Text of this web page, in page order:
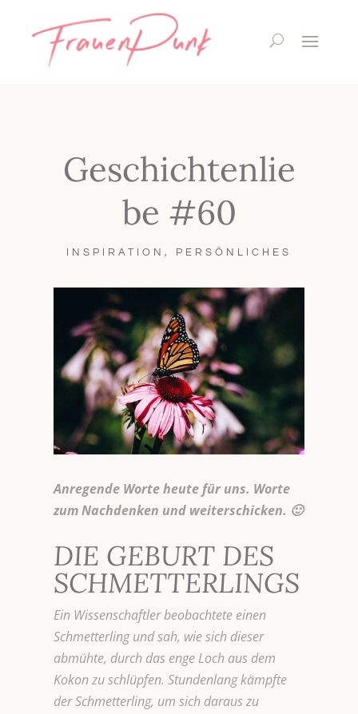
Geschichtenlie
be #60
INSPIRATION , PERSÖNLICHES
Anregende Worte heute für uns. Worte
zum Nachdenken und weiterschicken. 🙂
DIE GEBURT DES
SCHMETTERLINGS
Ein Wissenschaftler beobachtete einen
Schmetterling und sah, wie sich dieser
abmühte, durch das enge Loch aus dem
Kokon zu schlüpfen. Stundenlang kämpfte
der Schmetterling, um sich daraus zu